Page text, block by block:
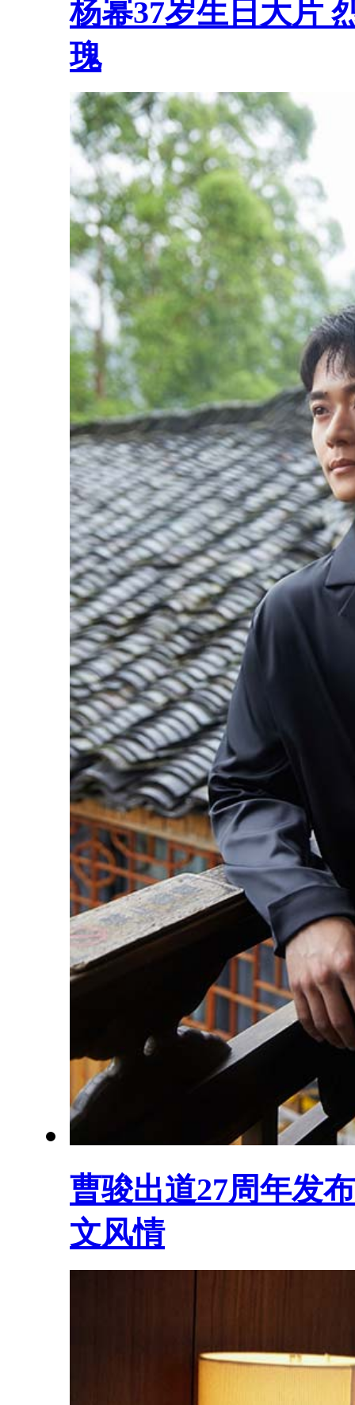
杨幂37岁生日大片
瑰
曹骏出道27周年发
文风情